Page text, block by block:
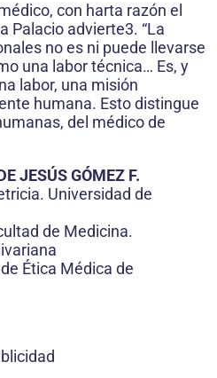
con harta razón el
Palacio advierte3. “La
no es ni puede llevarse
una labor técnica… Es, y
labor, una misión
humana. Esto distingue
del médico de
JESÚS GÓMEZ F.
Universidad de
de Medicina.
Ética Médica de